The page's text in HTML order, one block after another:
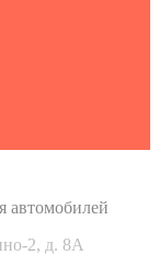
автомобилей
2, д. 8A